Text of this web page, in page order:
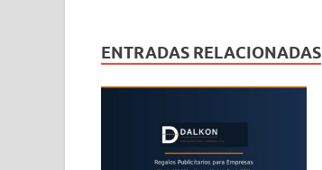
b
o
er
s
A
p
gr
a
y
ENTRADAS RELACIONADAS